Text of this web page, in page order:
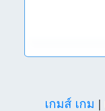
เกมส์ เกม |